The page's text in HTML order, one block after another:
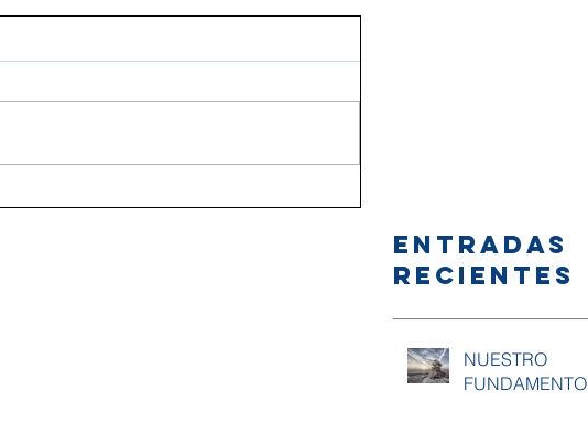
Entradas
recientes
NUESTRO
FUNDAMENTO